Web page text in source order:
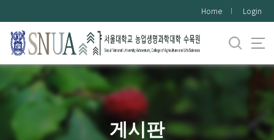
로
메
Home Login
게시판